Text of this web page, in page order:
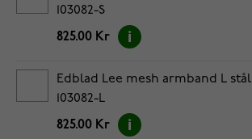
103082-S
825.00 Kr
Edblad Lee mesh armband L stål
103082-L
825.00 Kr